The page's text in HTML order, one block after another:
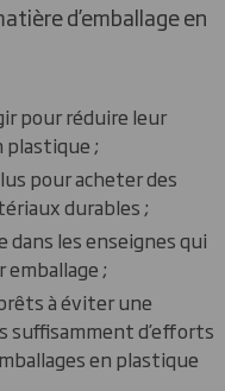
d’emballage en
pour réduire leur
plastique ;
pour acheter des
durables ;
les enseignes qui
;
à éviter une
suffisamment d’efforts
en plastique